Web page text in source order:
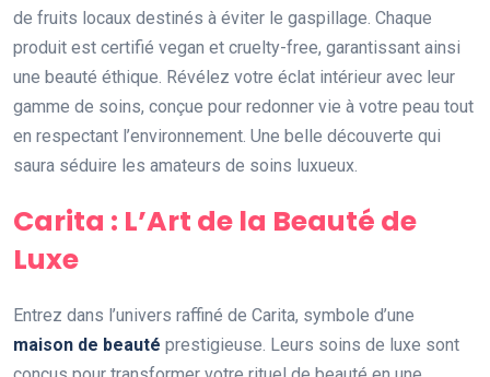
de fruits locaux destinés à éviter le gaspillage. Chaque
produit est certifié vegan et cruelty-free, garantissant ainsi
une beauté éthique. Révélez votre éclat intérieur avec leur
gamme de soins, conçue pour redonner vie à votre peau tout
en respectant l’environnement. Une belle découverte qui
saura séduire les amateurs de soins luxueux.
Carita : L’Art de la Beauté de
Luxe
Entrez dans l’univers raffiné de Carita, symbole d’une
maison de beauté prestigieuse. Leurs soins de luxe sont